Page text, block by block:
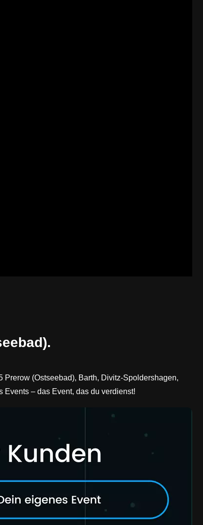
(Ostseebad), Barth, Divitz-Spoldershagen,
Events – das Event, das du verdienst!